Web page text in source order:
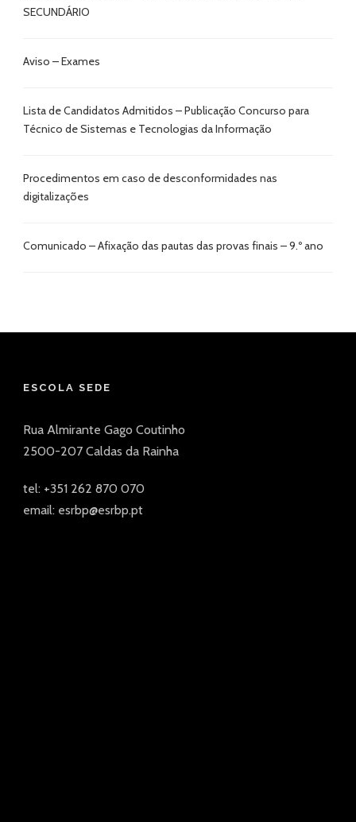
SECUNDÁRIO
Aviso – Exames
Lista de Candidatos Admitidos – Publicação Concurso para
Técnico de Sistemas e Tecnologias da Informação
Procedimentos em caso de desconformidades nas
digitalizações
Comunicado – Afixação das pautas das provas finais – 9.º ano
ESCOLA SEDE
Rua Almirante Gago Coutinho
2500-207 Caldas da Rainha
tel: +351 262 870 070
email: esrbp@esrbp.pt